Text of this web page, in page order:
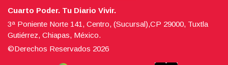
Cuarto Poder. Tu Diario Vivir.
3ª Poniente Norte 141, Centro, (Sucursal),CP 29000, Tuxtla
Gutiérrez, Chiapas, México.
©Derechos Reservados 2026